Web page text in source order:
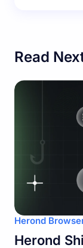
Read
Herond
Herond